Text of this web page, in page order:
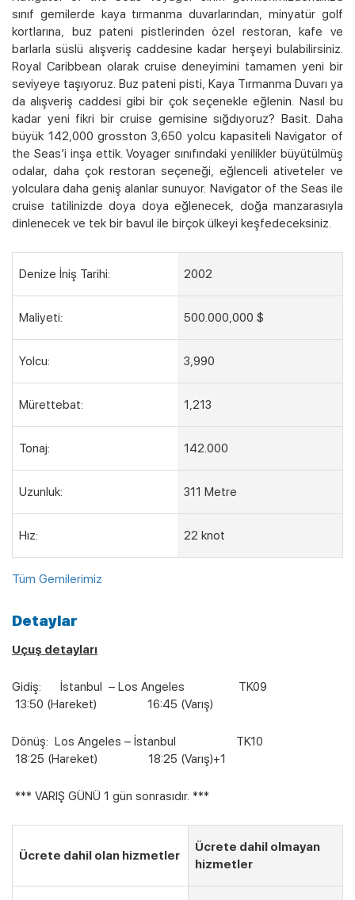
Kampanyalı Turlar
sınıf gemilerde kaya tırmanma duvarlarından, minyatür golf
kortlarına, buz pateni pistlerinden özel restoran, kafe ve
barlarla süslü alışveriş caddesine kadar herşeyi bulabilirsiniz.
Royal Caribbean olarak cruise deneyimini tamamen yeni bir
seviyeye taşıyoruz. Buz pateni pisti, Kaya Tırmanma Duvarı ya
da alışveriş caddesi gibi bir çok seçenekle eğlenin. Nasıl bu
kadar yeni fikri bir cruise gemisine sığdıyoruz? Basit. Daha
büyük 142,000 grosston 3,650 yolcu kapasiteli Navigator of
the Seas’i inşa ettik. Voyager sınıfındaki yenilikler büyütülmüş
odalar, daha çok restoran seçeneği, eğlenceli ativeteler ve
yolculara daha geniş alanlar sunuyor. Navigator of the Seas ile
cruise tatilinizde doya doya eğlenecek, doğa manzarasıyla
dinlenecek ve tek bir bavul ile birçok ülkeyi keşfedeceksiniz.
Denize İniş Tarihi: 2002
Maliyeti: 500.000,000 $
Yolcu: 3,990
Mürettebat: 1,213
Tonaj: 142.000
Uzunluk: 311 Metre
Hız: 22 knot
Tüm Gemilerimiz
Detaylar
Uçuş detayları
Gidiş: İstanbul – Los Angeles TK09
13:50 (Hareket) 16:45 (Varış)
Dönüş: Los Angeles – İstanbul TK10
18:25 (Hareket) 18:25 (Varış)+1
*** VARIŞ GÜNÜ 1 gün sonrasıdır. ***
Ücrete dahil olan hizmetler
Ücrete dahil olmayan
hizmetler